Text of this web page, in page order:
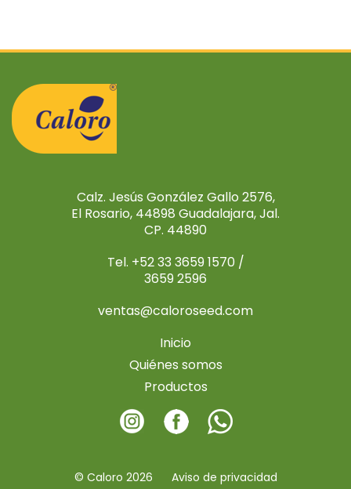
Calz. Jesús González Gallo 2576,
El Rosario, 44898 Guadalajara, Jal.
CP. 44890
Tel. +52 33 3659 1570 /
3659 2596
ventas@caloroseed.com
Inicio
Quiénes somos
Productos
© Caloro 2026 Aviso de privacidad